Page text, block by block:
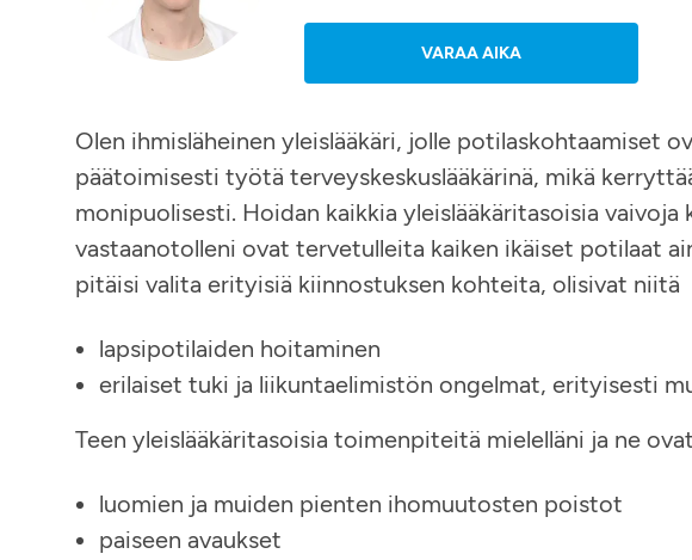
VARAA AIKA
Olen ihmisläheinen yleislääkäri, jolle potilaskohtaamiset
päätoimisesti työtä terveyskeskuslääkärinä, mikä
monipuolisesti. Hoidan kaikkia yleislääkäritasoisia
vastaanotolleni ovat tervetulleita kaiken ikäiset potilaat
pitäisi valita erityisiä kiinnostuksen kohteita, olisivat niitä
lapsipotilaiden hoitaminen
erilaiset tuki ja liikuntaelimistön ongelmat, erityisesti
Teen yleislääkäritasoisia toimenpiteitä mielelläni ja ne
luomien ja muiden pienten ihomuutosten poistot
paiseen avaukset